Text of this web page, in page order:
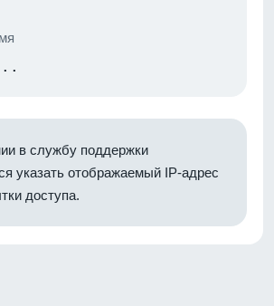
в службу поддержки
указать отображаемый IP-адрес
доступа.